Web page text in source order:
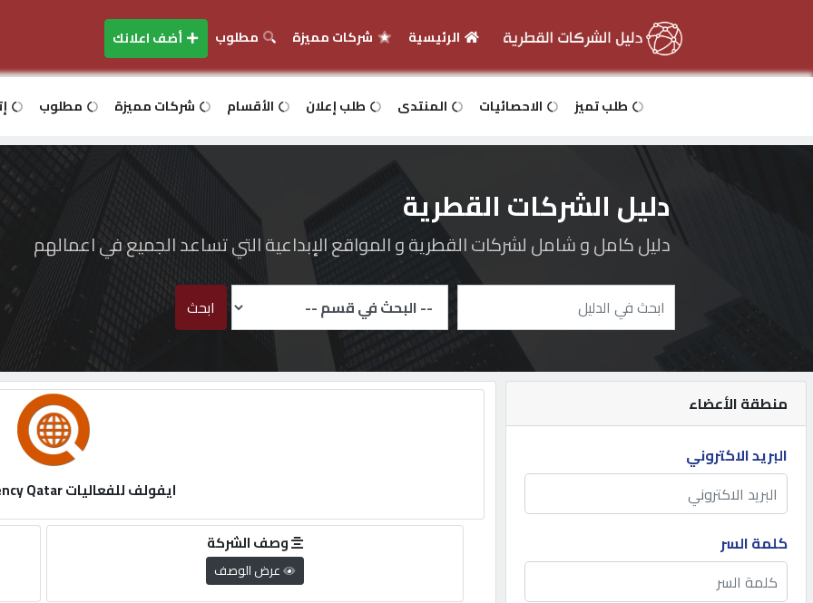
دخول
اعلانك
مطلوب
طلب
الاحصائيات
الرئيسية شركات مميزة مطلوب أضف اعلانك
طلب تميز الاحصائيات المنتدى طلب إعلان الأقسام شركات مميزة مطلوب
دليل الشركات القطرية
دليل كامل و شامل لشركات القطرية و المواقع الإبداعية التي تساعد الجميع في اعمالهم
ابحث
منطقة الأعضاء
البريد الاكتروني
كلمة السر
ايفولف للفعاليات Evolve Agency Qatar
وصف الشركة
عرض الوصف